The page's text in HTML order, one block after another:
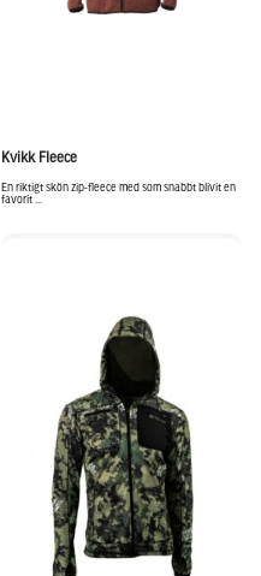
Kvikk Fleece
En riktigt skön zip-fleece med som snabbt blivit en
favorit ...